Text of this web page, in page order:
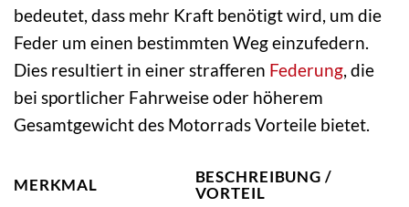
bedeutet, dass mehr Kraft benötigt wird, um die
Feder um einen bestimmten Weg einzufedern.
Dies resultiert in einer strafferen Federung, die
bei sportlicher Fahrweise oder höherem
Gesamtgewicht des Motorrads Vorteile bietet.
MERKMAL
BESCHREIBUNG /
VORTEIL